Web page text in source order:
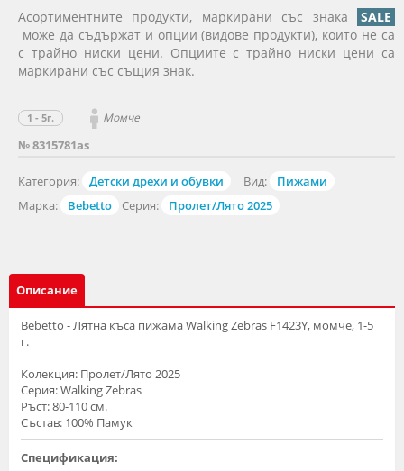
№ 8315781as
Категория: Детски дрехи и обувки Вид:
Пижами
Марка:
Bebetto Серия: Пролет/Лято 2025
1 - 5г. Момче
Асортиментните продукти, маркирани със знака
SALE
може да съдържат и опции (видове продукти), които не са
с трайно ниски цени. Опциите с трайно ниски цени са
маркирани със същия знак.
Описание
Bebetto - Лятна къса пижама Walking Zebras F1423Y, момче, 1-5
г.
Колекция: Пролет/Лято 2025
Серия: Walking Zebras
Ръст: 80-110 см.
Състав: 100% Памук
Спецификация: